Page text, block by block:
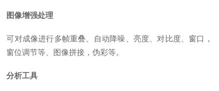
图像增强处理
可对成像进行多帧重叠、自动降噪、亮度、对比度、窗口，
窗位调节等、图像拼接，伪彩等。
分析工具